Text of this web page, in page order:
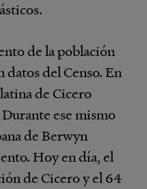
de la población
datos del Censo. En
de Cicero
ese mismo
de Berwyn
Hoy en día, el
de Cicero y el 64